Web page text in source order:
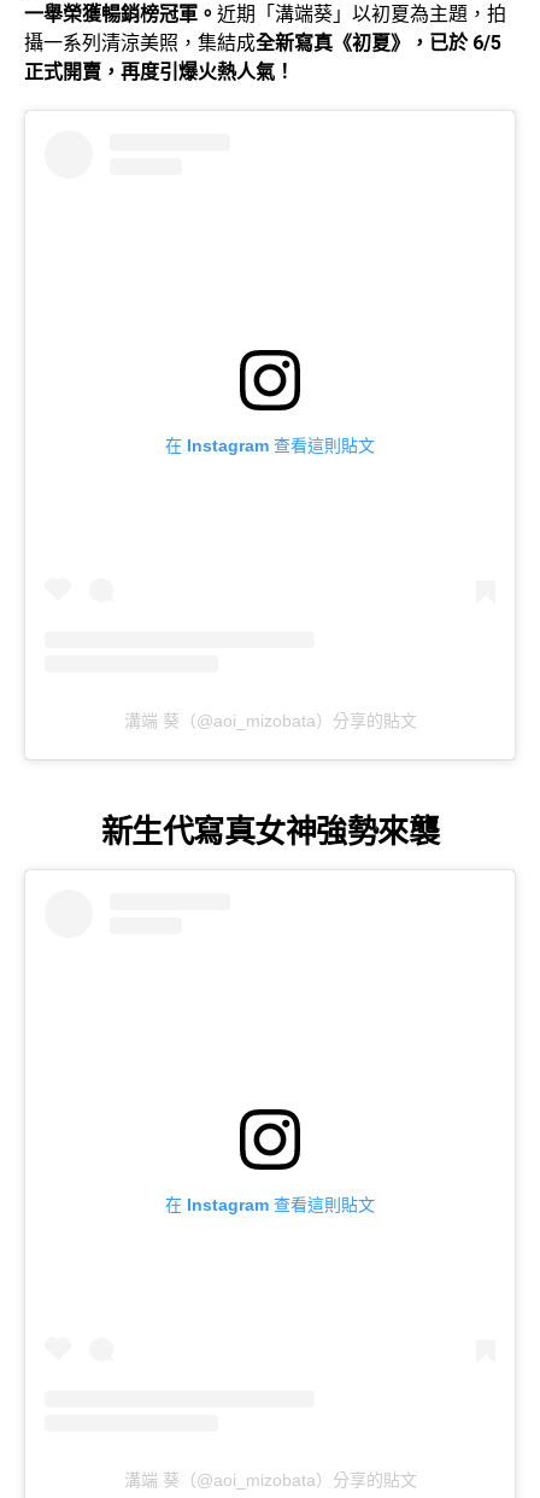
一舉榮獲暢銷榜冠軍。 近期「溝端葵」以初夏為主題，拍
攝一系列清涼美照，集結成全新寫真《初夏》，已於 6/5
正式開賣，再度引爆火熱人氣！
在 Instagram 查看這則貼文
溝端 葵（@aoi_mizobata）分享的貼文
新生代寫真女神強勢來襲
在 Instagram 查看這則貼文
溝端 葵（@aoi_mizobata）分享的貼文